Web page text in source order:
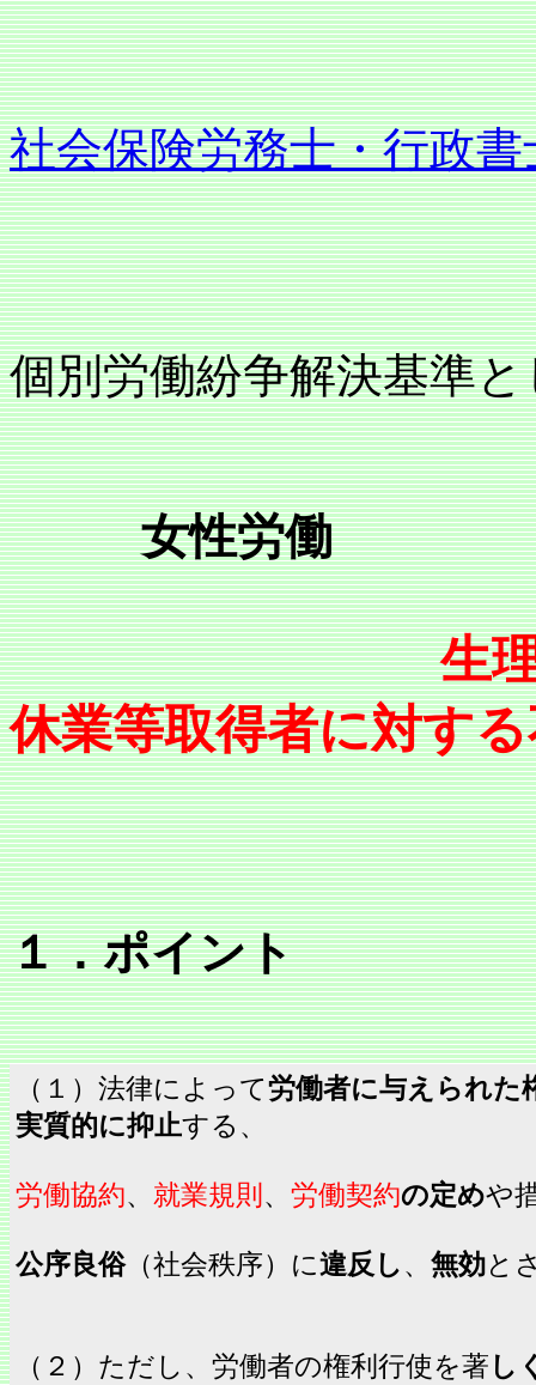
社会保険労務士・行政
個別労働紛争解決基準
女性労働
生
休業等取得者に対す
１．ポイント
（１）法律によって労働者に与えられた
実質的に抑止する、
労働協約、 就業規則 、 労働契約の定めや
公序良俗（社会秩序）に違反し、 無効と
（２）ただし、労働者の権利行使を著 し